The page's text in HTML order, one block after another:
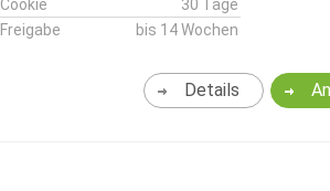
Cookie
30 Tage
Freigabe
bis 14 Wochen
Details